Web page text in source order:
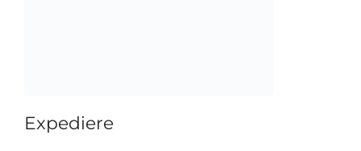
Expediere